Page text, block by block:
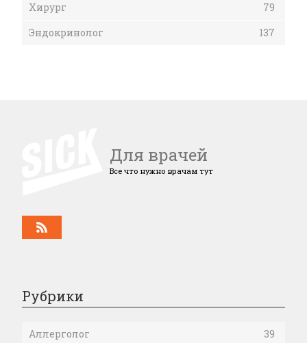
Хирург
79
Эндокринолог
137
Для врачей
Все что нужно врачам тут
Рубрики
Аллерголог
39